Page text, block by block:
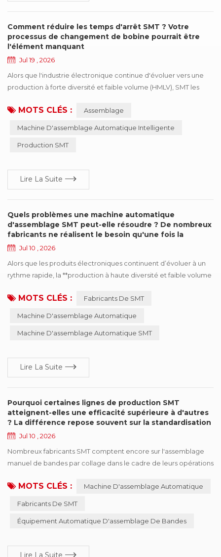
Comment réduire les temps d'arrêt SMT ? Votre
processus de changement de bobine pourrait être
l'élément manquant
Jul 19 , 2026
Alors que l'industrie électronique continue d'évoluer vers une
production à forte diversité et faible volume (HMLV), SMT les
changements de production plus fréquents. En conséquence,
des opérations quotidiennes, faisant du processus d'épissage de
bande un facteur de plus en plus ...
MOTS CLÉS : Assemblage
Machine D'assemblage Automatique Intelligente
Production SMT
Lire La Suite
Quels problèmes une machine automatique
d'assemblage SMT peut-elle résoudre ? De nombreux
fabricants ne réalisent le besoin qu'une fois la
production développée
Jul 10 , 2026
Alors que les produits électroniques continuent d’évoluer à un
rythme rapide, la **production à haute diversité et faible volume
fabricants SMT. Parallèlement, les cycles de vie des produits plus
entraîné des **changements de bobines** plus fréquents sur les
lignes de production SMT. ...
MOTS CLÉS : Fabricants De SMT
Machine D'assemblage Automatique
Machine D'assemblage Automatique SMT
Lire La Suite
Pourquoi certaines lignes de production SMT
atteignent-elles une efficacité supérieure à d'autres
? La différence repose souvent sur la standardisation
de l'assemblage de bandes
Jul 10 , 2026
Nombreux fabricants SMT comptent encore sur l'assemblage
manuel de bandes par collage dans le cadre de leurs opérations
même modèle de production, des machines de placement
tandis que d'autres connaissent fréquemmen...
MOTS CLÉS : Machine D'assemblage Automatique
Fabricants De SMT
Équipement Automatique D'assemblage De Bandes
Lire La Suite